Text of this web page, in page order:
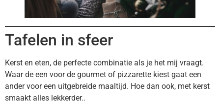
Tafelen in sfeer
Kerst en eten, de perfecte combinatie als je het mij vraagt.
Waar de een voor de gourmet of pizzarette kiest gaat een
ander voor een uitgebreide maaltijd. Hoe dan ook, met kerst
smaakt alles lekkerder..